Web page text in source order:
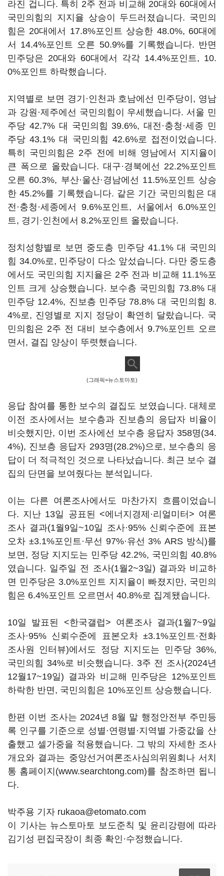
라진 겁니다. 특히 2주 전과 비교해 20대와 60대에서
국민의힘의 지지율 상승이 두드러졌습니다. 국민의
힘은 20대에서 17.8%포인트 상승한 48.0%, 60대에
서 14.4%포인트 오른 50.9%를 기록했습니다. 반면
민주당은 20대와 60대에서 각각 14.4%포인트, 10.
0%포인트 하락했습니다.
지역별로 보면 경기·인천과 호남에선 민주당이, 영남
과 강원·제주에선 국민의힘이 우세했습니다. 서울 민
주당 42.7% 대 국민의힘 39.6%, 대전·충청·세종 민
주당 43.1% 대 국민의힘 42.6%로 접전이었습니다.
특히 국민의힘은 2주 전에 비해 영남에서 지지율이
큰 폭으로 올랐습니다. 대구·경북에선 22.2%포인트
오른 60.3%, 부산·울산·경남에선 11.5%포인트 상승
한 45.2%를 기록했습니다. 같은 기간 국민의힘은 대
전·충청·세종에서 9.6%포인트, 서울에서 6.0%포인
트, 경기·인천에서 8.2%포인트 올랐습니다.
정치성향별로 보면 중도층 민주당 41.1% 대 국민의
힘 34.0%로, 민주당이 다소 앞섰습니다. 다만 중도층
에서도 국민의힘 지지율은 2주 전과 비교해 11.1%포
인트 크게 상승했습니다. 보수층 국민의힘 73.8% 대
민주당 12.4%, 진보층 민주당 78.8% 대 국민의힘 8.
4%로, 진영별로 지지 정당이 확연히 달랐습니다. 국
민의힘은 2주 전 대비 보수층에서 9.7%포인트 오르
면서, 결집 양상이 뚜렷했습니다.
(그래픽=뉴스토마토)
응답 참여를 통한 보수의 결집도 보였습니다. 대체로
이전 조사에서는 보수층과 진보층의 응답자 비율이
비슷했지만, 이번 조사에선 보수층 응답자 358명(34.
4%), 진보층 응답자 293명(28.2%)으로, 보수층의 응
답이 더 적극적인 것으로 나타났습니다. 최근 보수 결
집의 단면을 보여줬다는 분석입니다.
이는 다른 여론조사에서도 마찬가지 흐름이었습니
다. 지난 13일 공표된 <에너지경제·리얼미터> 여론
조사 결과(1월9일~10일 조사·95% 신뢰수준에 표본
오차 ±3.1%포인트·무선 97%·유선 3% ARS 방식)를
보면, 정당 지지도는 민주당 42.2%, 국민의힘 40.8%
였습니다. 일주일 전 조사(1월2~3일) 결과와 비교하
면 민주당은 3.0%포인트 지지율이 빠졌지만, 국민의
힘은 6.4%포인트 오르면서 40.8%로 집계됐습니다.
10일 발표된 <한국갤럽> 여론조사 결과(1월7~9일
조사·95% 신뢰수준에 표본오차 ±3.1%포인트·전화
조사원 인터뷰)에서도 정당 지지도는 민주당 36%,
국민의힘 34%로 비슷했습니다. 3주 전 조사(2024년
12월17~19일) 결과와 비교해 민주당은 12%포인트
하락한 반면, 국민의힘은 10%포인트 상승했습니다.
한편 이번 조사는 2024년 8월 말 행정안전부 주민등
록 인구를 기준으로 성별·연령별·지역별 가중값을 산
출했고 셀가중을 적용했습니다. 그 밖의 자세한 조사
개요와 결과는 중앙선거여론조사심의위원회나 서치
통 홈페이지(www.searchtong.com)를 참조하면 됩니
다.
박주용 기자 rukaoa@etomato.com
이 기사는 뉴스토마토 보도준칙 및 윤리강령에 따라
김기성 편집국장이 최종 확인·수정했습니다.